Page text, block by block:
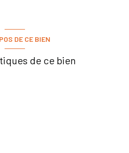
DE CE BIEN
de ce bien